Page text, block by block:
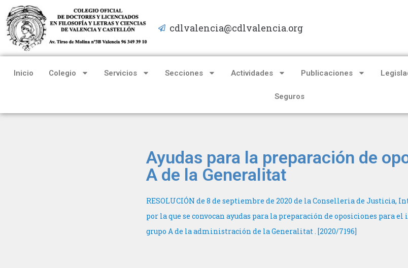
Saltar
al
contenido
cdlvalencia@cdlvalencia.org
Inicio Colegio Servicios Secciones Actividades Publicaciones
Seguros
Ayudas para la preparación de
A de la Generalitat
RESOLUCIÓN de 8 de septiembre de 2020 de la Conselleria de
por la que se convocan ayudas para la preparación de oposiciones para el
grupo A de la administración de la Generalitat . [2020/7196]